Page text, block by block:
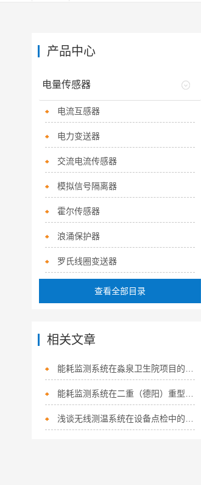
产品中心
电量传感器
电流互感器
电力变送器
交流电流传感器
模拟信号隔离器
霍尔传感器
浪涌保护器
罗氏线圈变送器
查看全部目录
相关文章